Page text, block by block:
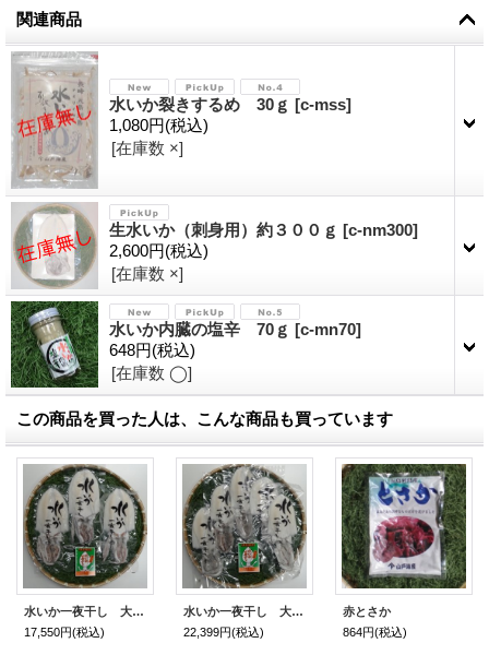
関連商品
水いか裂きするめ 30ｇ [c-mss]
1,080円(税込)
[在庫数 ×]
生水いか（刺身用）約３００ｇ [c-nm300]
2,600円(税込)
[在庫数 ×]
水いか内臓の塩辛 70ｇ [c-mn70]
648円(税込)
[在庫数 ◯]
この商品を買った人は、こんな商品も買っています
水いか一夜干し 大の大型 3枚 (総量1300g)
17,550円(税込)
水いか一夜干し 大の型 5枚 (総量1700g)
22,399円(税込)
赤とさか
864円(税込)